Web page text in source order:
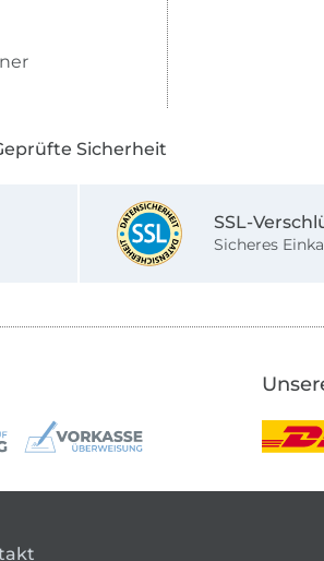
Sicherheit
SSL-
Sicheres